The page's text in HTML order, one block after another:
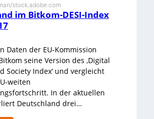
stock.adobe.com
im Bitkom-DESI-Index
Daten der EU-Kommission
seine Version des ‚Digital
Society Index‘ und vergleicht
weiten
In der aktuellen
Deutschland drei…